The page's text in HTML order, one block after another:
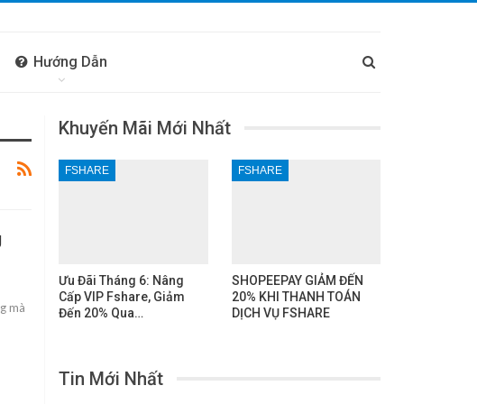
Hướng Dẫn
mà
Khuyến Mãi Mới Nhất
FSHARE
Ưu Đãi Tháng 6: Nâng
Cấp VIP Fshare, Giảm
Đến 20% Qua…
FSHARE
SHOPEEPAY GIẢM ĐẾN
20% KHI THANH TOÁN
DỊCH VỤ FSHARE
Tin Mới Nhất